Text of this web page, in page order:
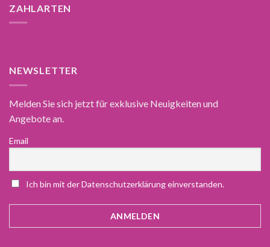
ZAHLARTEN
NEWSLETTER
Melden Sie sich jetzt für exklusive Neuigkeiten und
Angebote an.
Email
Ich bin mit der Datenschutzerklärung einverstanden.